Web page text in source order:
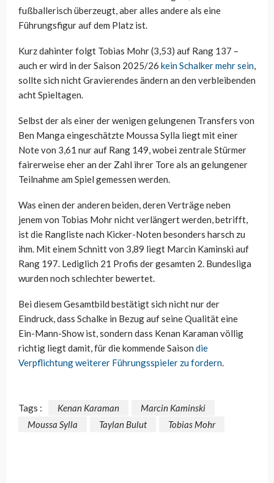
fußballerisch überzeugt, aber alles andere als eine
Führungsfigur auf dem Platz ist.
Kurz dahinter folgt Tobias Mohr (3,53) auf Rang 137 –
auch er wird in der Saison 2025/26 kein Schalker mehr sein,
sollte sich nicht Gravierendes ändern an den verbleibenden
acht Spieltagen.
Selbst der als einer der wenigen gelungenen Transfers von
Ben Manga eingeschätzte Moussa Sylla liegt mit einer
Note von 3,61 nur auf Rang 149, wobei zentrale Stürmer
fairerweise eher an der Zahl ihrer Tore als an gelungener
Teilnahme am Spiel gemessen werden.
Was einen der anderen beiden, deren Verträge neben
jenem von Tobias Mohr nicht verlängert werden, betrifft,
ist die Rangliste nach Kicker-Noten besonders harsch zu
ihm. Mit einem Schnitt von 3,89 liegt Marcin Kaminski auf
Rang 197. Lediglich 21 Profis der gesamten 2. Bundesliga
wurden noch schlechter bewertet.
Bei diesem Gesamtbild bestätigt sich nicht nur der
Eindruck, dass Schalke in Bezug auf seine Qualität eine
Ein-Mann-Show ist, sondern dass Kenan Karaman völlig
richtig liegt damit, für die kommende Saison die
Verpflichtung weiterer Führungsspieler zu fordern.
Tags : Kenan Karaman
Marcin Kaminski
Moussa Sylla
Taylan Bulut Tobias Mohr